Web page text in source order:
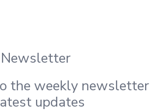
the weekly newsletter
updates